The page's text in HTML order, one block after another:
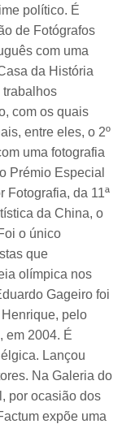
político. É
de Fotógrafos
com uma
da História
trabalhos
com os quais
entre eles, o 2º
uma fotografia
Prémio Especial
Fotografia, da 11ª
da China, o
o único
que
olímpica nos
Gageiro foi
pelo
em 2004. É
Lançou
Na Galeria do
por ocasião dos
expõe uma